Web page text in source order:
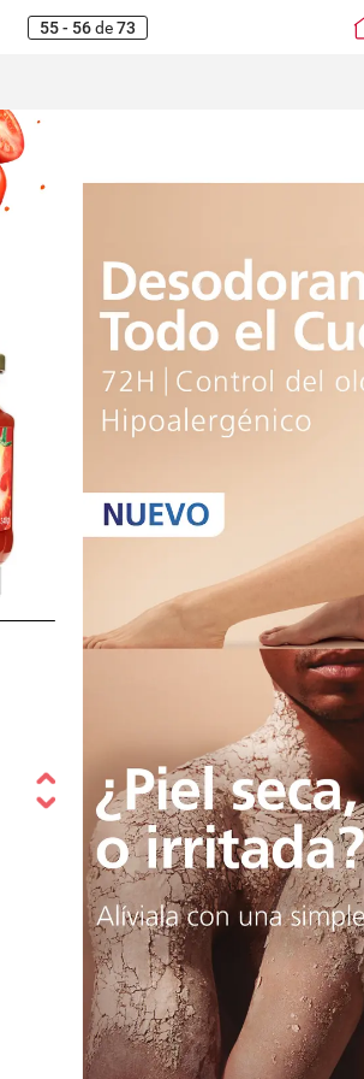
55 - 56 de 73